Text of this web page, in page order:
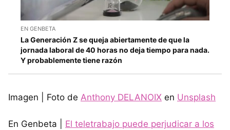
EN GENBETA
La Generación Z se queja abiertamente de que la
jornada laboral de 40 horas no deja tiempo para nada.
Y probablemente tiene razón
Imagen | Foto de Anthony DELANOIX en Unsplash
En Genbeta | El teletrabajo puede perjudicar a los